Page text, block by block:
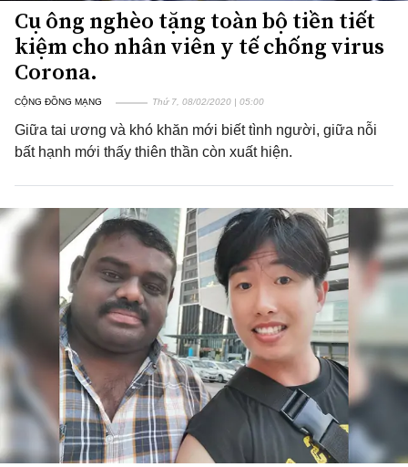
Cụ ông nghèo tặng toàn bộ tiền tiết
kiệm cho nhân viên y tế chống virus
Corona.
CỘNG ĐỒNG MẠNG Thứ 7, 08/02/2020 | 05:00
Giữa tai ương và khó khăn mới biết tình người, giữa nỗi
bất hạnh mới thấy thiên thần còn xuất hiện.